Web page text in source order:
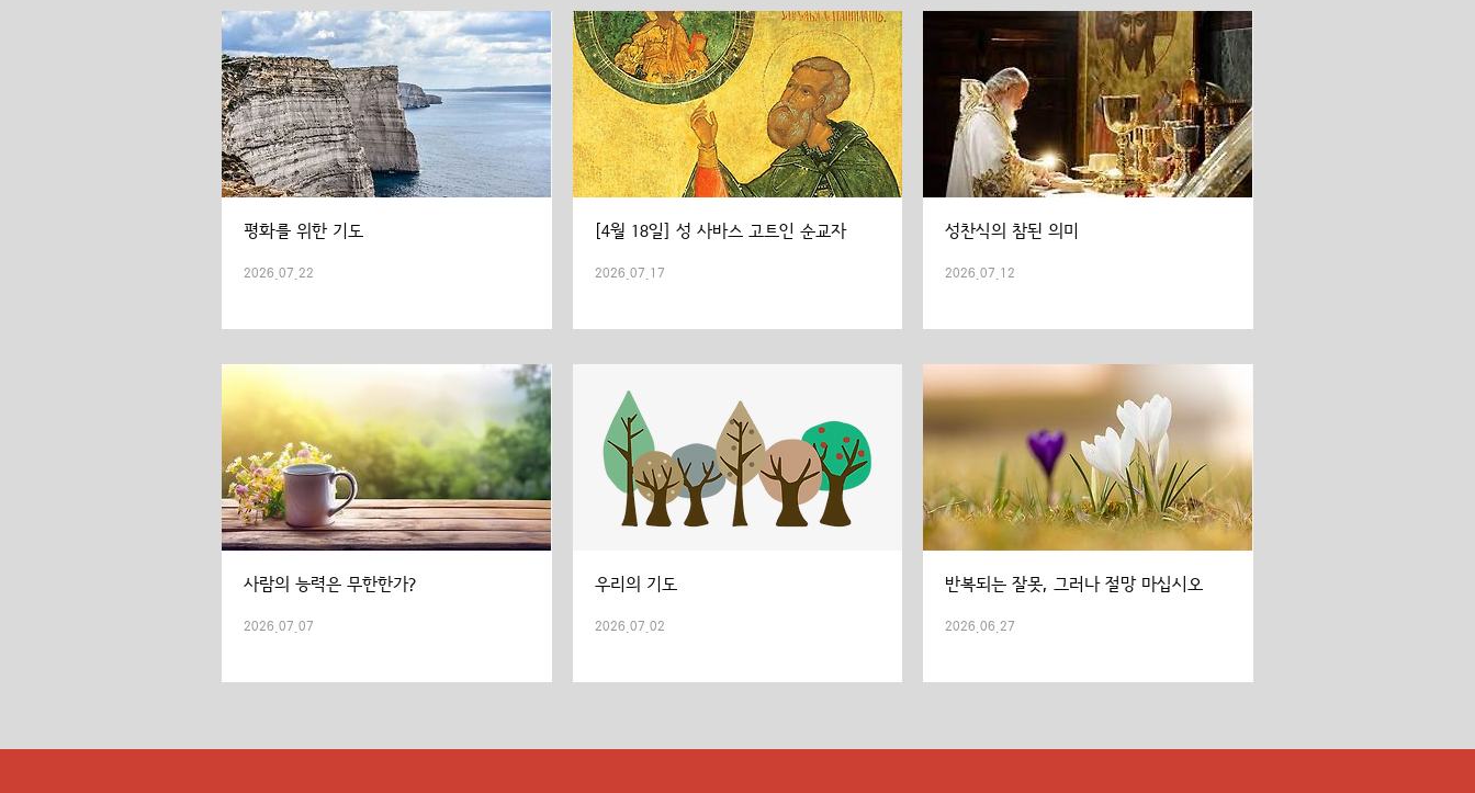
평화를 위한 기도
2026.07.22
[4월 18일] 성 사바스 고트인 순교자
2026.07.17
성찬식의 참된 의미
2026.07.12
사람의 능력은 무한한가?
2026.07.07
우리의 기도
2026.07.02
반복되는 잘못, 그러나 절망 마십시오
2026.06.27